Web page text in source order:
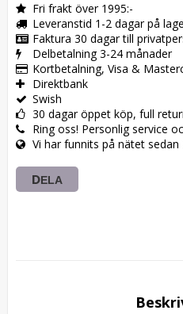
Fri frakt över 1995:-
Leveranstid 1-2 dagar på
Faktura 30 dagar till
Delbetalning 3-24 månader
Kortbetalning, Visa &
Direktbank
Swish
30 dagar öppet köp, full
Ring oss! Personlig service
Vi har funnits på nätet sedan
DELA